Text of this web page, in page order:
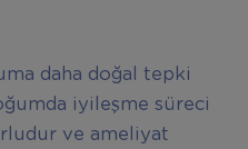
daha doğal tepki
iyileşme süreci
ve ameliyat